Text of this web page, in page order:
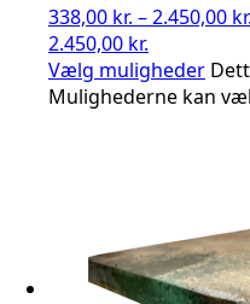
338,00 kr. –2.450,00 kr.
2.450,00 kr.
Vælg muligheder
Mulighederne kan